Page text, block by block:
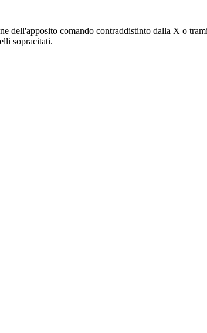
dell'apposito comando contraddistinto dalla X o
sopracitati.